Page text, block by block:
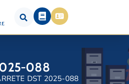
088
DST 2025-088